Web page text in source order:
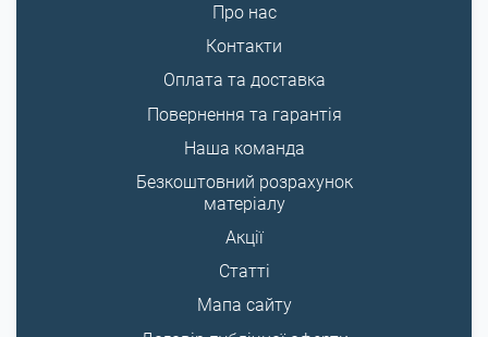
Про нас
Контакти
Оплата та доставка
Повернення та гарантія
Наша команда
Безкоштовний розрахунок
матеріалу
Акції
Статті
Мапа сайту